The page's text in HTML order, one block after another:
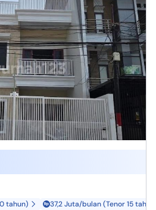
tahun) 37,2 Juta/bulan (Tenor 15